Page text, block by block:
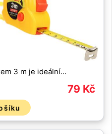
3 m je ideální…
79 Kč